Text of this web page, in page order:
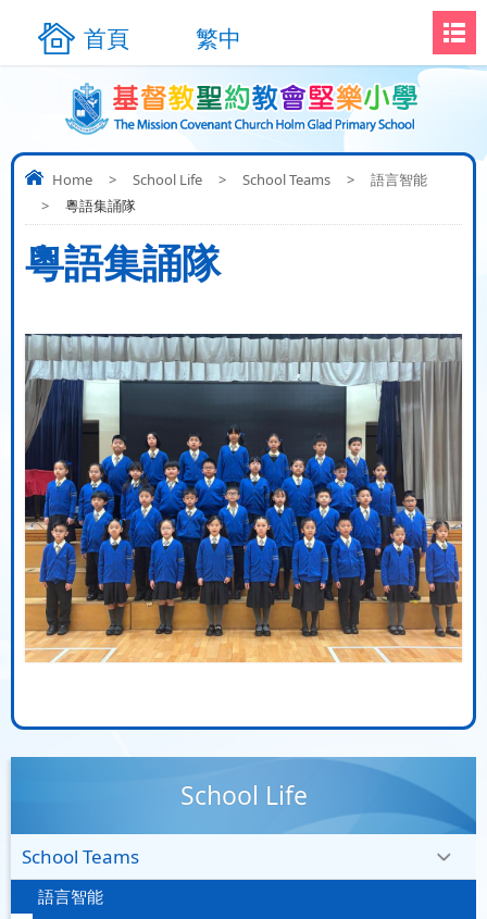
首頁 繁中
Home > School Life > School Teams >
語言智能
>
粵語集誦隊
粵語集誦隊
School Life
School Teams
語言智能